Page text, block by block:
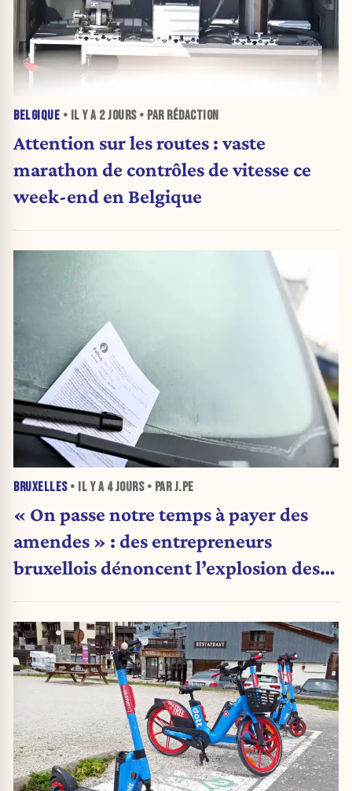
BELGIQUE • IL Y A 2 JOURS• PAR RÉDACTION
Attention sur les routes : vaste
marathon de contrôles de vitesse ce
week-end en Belgique
BRUXELLES• IL Y A 4 JOURS• PAR J.PE
« On passe notre temps à payer des
amendes » : des entrepreneurs
bruxellois dénoncent l’explosion des